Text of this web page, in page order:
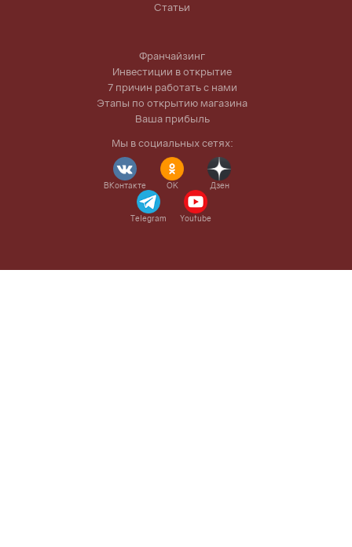
Статьи
Франчайзинг
Инвестиции в открытие
7 причин работать с нами
Этапы по открытию магазина
Ваша прибыль
Мы в социальных сетях:
ВКонтакте OK Дзен
Telegram Youtube